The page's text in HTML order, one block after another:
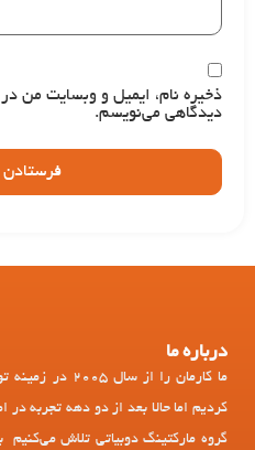
ذخیره نام، ایمیل و وبسایت من
دیدگاهی می‌نویسم.
درباره ما
ما کارمان را از
کردیم اما حالا بعد از دو دهه تجربه
گروه مارکتینگ دوبیاتی تلاش